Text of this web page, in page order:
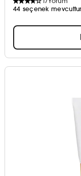
44 seçenek mevcuttur